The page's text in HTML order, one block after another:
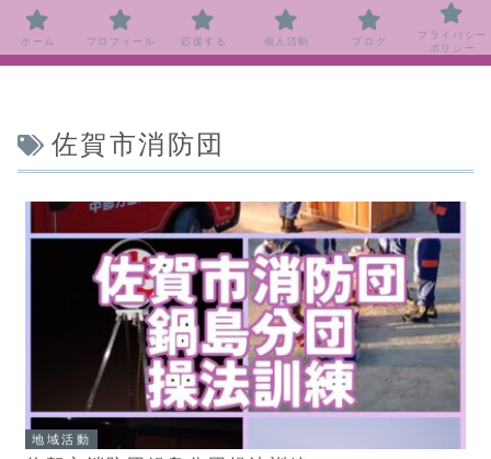
佐賀市消防団
地域活動
ホーム プロフィール 応援する 個人活動 ブログ
プライバシー
ポリシー